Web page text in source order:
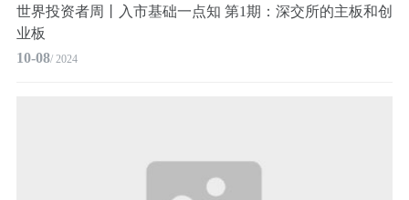
世界投资者周丨入市基础一点知 第1期：深交所的主板和创
业板
10-08/ 2024